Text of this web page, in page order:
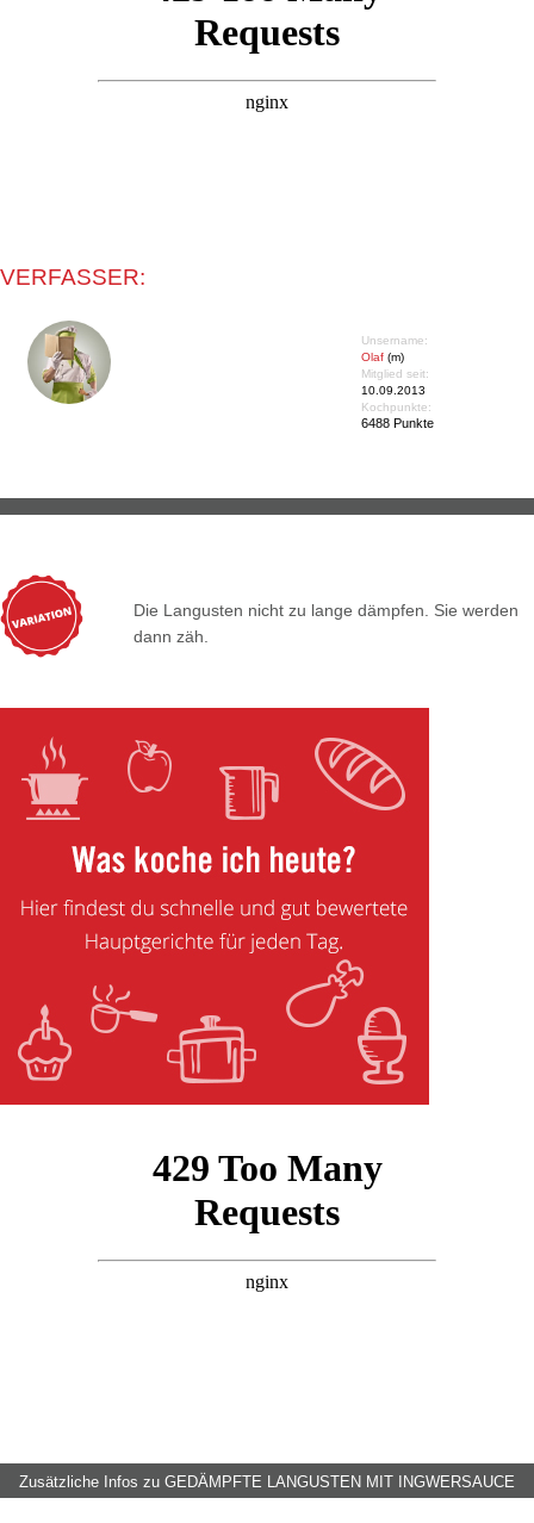
VERFASSER:
Unsername:
Olaf (m)
Mitglied seit:
10.09.2013
Kochpunkte:
6488 Punkte
Die Langusten nicht zu lange dämpfen. Sie werden
dann zäh.
Zusätzliche Infos zu GEDÄMPFTE LANGUSTEN MIT INGWERSAUCE